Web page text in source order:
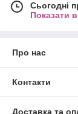
Сьогодні
Показати
Про нас
Контакти
Доставка та